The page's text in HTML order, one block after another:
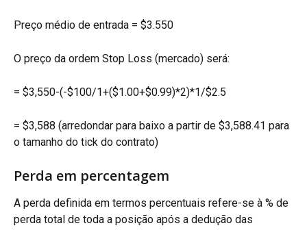
Preço médio de entrada = $3.550
O preço da ordem Stop Loss (mercado) será:
= $3,550-(-$100/1+($1.00+$0.99)*2)*1/$2.5
= $3,588 (arredondar para baixo a partir de $3,588.41 para
o tamanho do tick do contrato)
Perda em percentagem
A perda definida em termos percentuais refere-se à % de
perda total de toda a posição após a dedução das